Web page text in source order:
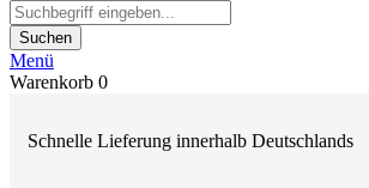
Suchen
Menü
Warenkorb 0
Schnelle Lieferung innerhalb Deutschlands